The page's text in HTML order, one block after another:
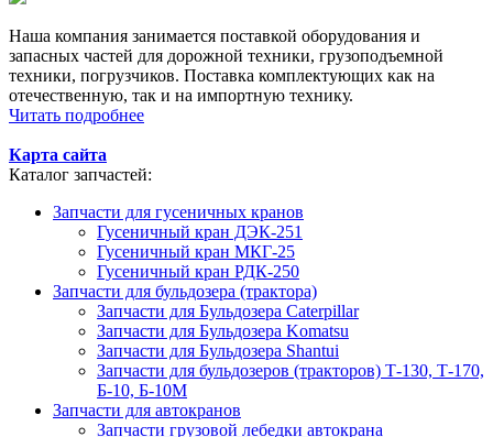
Наша компания занимается поставкой оборудования и
запасных частей для дорожной техники, грузоподъемной
техники, погрузчиков. Поставка комплектующих как на
отечественную, так и на импортную технику.
Читать подробнее
Карта сайта
Каталог запчастей:
Запчасти для гусеничных кранов
Гусеничный кран ДЭК-251
Гусеничный кран МКГ-25
Гусеничный кран РДК-250
Запчасти для бульдозера (трактора)
Запчасти для Бульдозера Caterpillar
Запчасти для Бульдозера Komatsu
Запчасти для Бульдозера Shantui
Запчасти для бульдозеров (тракторов) Т-130, Т-170,
Б-10, Б-10М
Запчасти для автокранов
Запчасти грузовой лебедки автокрана